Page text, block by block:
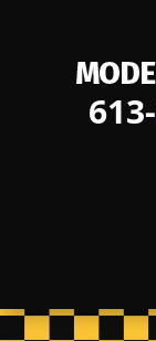
613-